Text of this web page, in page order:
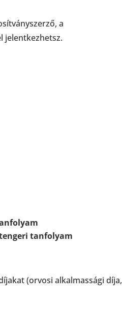
a
jelentkezhetsz.
tanfolyam
(orvosi alkalmassági díja,